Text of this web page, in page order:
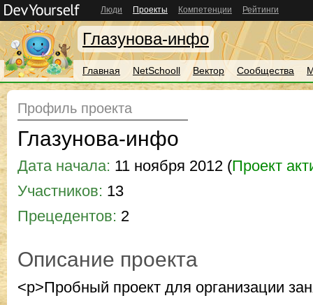
Люди Проекты Компетенции Рейтинги
Глазунова-инфо
Главная NetSchooll Вектор Сообщества
Профиль проекта
Глазунова-инфо
Дата начала: 11 ноября 2012 (Проект
Участников: 13
Прецедентов: 2
Описание проекта
<p>Пробный проект для организации